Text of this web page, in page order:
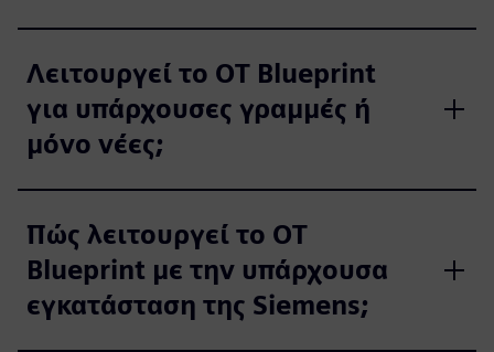
Λειτουργεί το OT Blueprint
για υπάρχουσες γραμμές ή
μόνο νέες;
Πώς λειτουργεί το OT
Blueprint με την υπάρχουσα
εγκατάσταση της Siemens;